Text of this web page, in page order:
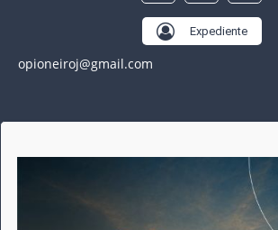
Expediente
opioneiroj@gmail.com
A história do Pioneiro inicia em fevereiro
Canarana - MT, na época, como um jornal
semanal, que chegou a possuir mil